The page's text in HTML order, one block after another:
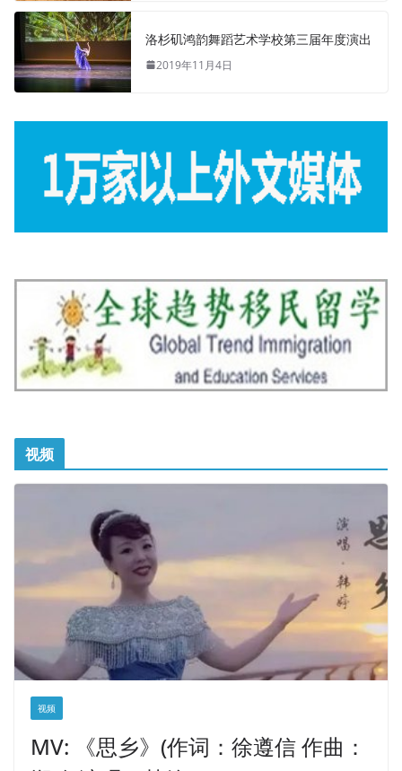
洛杉矶鸿韵舞蹈艺术学校第三届年度演出
2019年11月4日
视频
视频
MV: 《思乡》(作词：徐遵信 作曲：